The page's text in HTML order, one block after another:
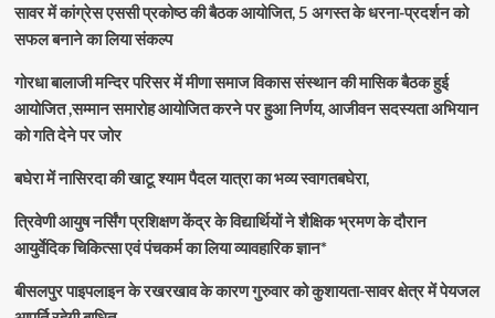
सावर में कांग्रेस एससी प्रकोष्ठ की बैठक आयोजित, 5 अगस्त के धरना-प्रदर्शन को
सफल बनाने का लिया संकल्प
गोरधा बालाजी मन्दिर परिसर में मीणा समाज विकास संस्थान की मासिक बैठक हुई
आयोजित ,सम्मान समारोह आयोजित करने पर हुआ निर्णय, आजीवन सदस्यता अभियान
को गति देने पर जोर
बघेरा में नासिरदा की खाटू श्याम पैदल यात्रा का भव्य स्वागतबघेरा,
त्रिवेणी आयुष नर्सिंग प्रशिक्षण केंद्र के विद्यार्थियों ने शैक्षिक भ्रमण के दौरान
आयुर्वेदिक चिकित्सा एवं पंचकर्म का लिया व्यावहारिक ज्ञान*
बीसलपुर पाइपलाइन के रखरखाव के कारण गुरुवार को कुशायता-सावर क्षेत्र में पेयजल